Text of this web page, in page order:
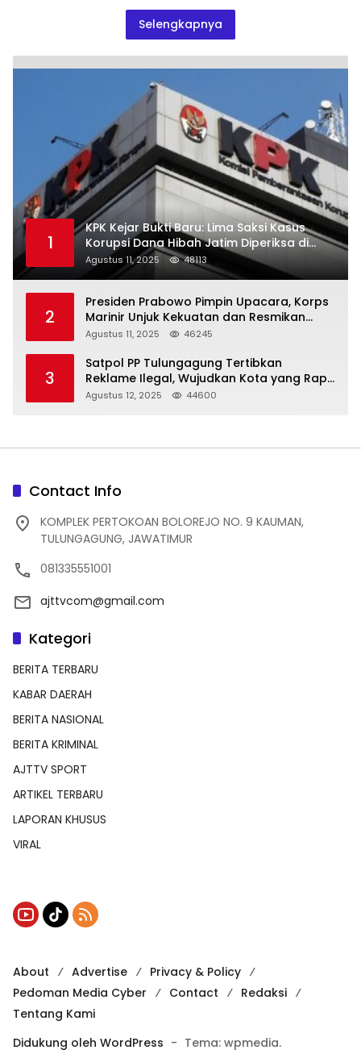
Selengkapnya
1
KPK Kejar Bukti Baru: Lima Saksi Kasus
Korupsi Dana Hibah Jatim Diperiksa di
Trenggalek
Agustus 11, 2025 48113
2
Presiden Prabowo Pimpin Upacara, Korps
Marinir Unjuk Kekuatan dan Resmikan
Struktur Baru
Agustus 11, 2025 46245
3
Satpol PP Tulungagung Tertibkan
Reklame Ilegal, Wujudkan Kota yang Rapi
dan Indah
Agustus 12, 2025 44600
Contact Info
KOMPLEK PERTOKOAN BOLOREJO NO. 9 KAUMAN,
TULUNGAGUNG, JAWATIMUR
081335551001
ajttvcom@gmail.com
Kategori
BERITA TERBARU
KABAR DAERAH
BERITA NASIONAL
BERITA KRIMINAL
AJTTV SPORT
ARTIKEL TERBARU
LAPORAN KHUSUS
VIRAL
About Advertise
Privacy & Policy
Pedoman Media Cyber
Contact
Redaksi
Tentang Kami
Didukung oleh WordPress - Tema: wpmedia.